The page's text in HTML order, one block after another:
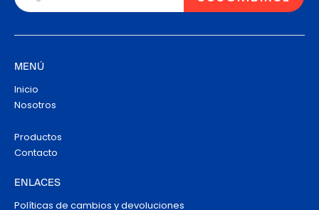
MENÚ
Inicio
Nosotros
Productos
Contacto
ENLACES
Políticas de cambios y devoluciones